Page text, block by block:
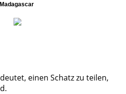
einen Schatz zu teilen,